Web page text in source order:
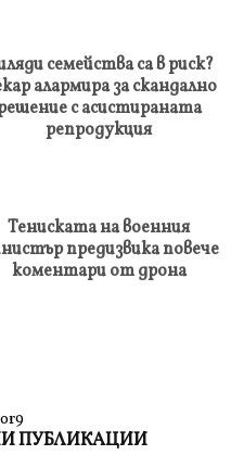
семейства са в риск?
алармира за скандално
с асистираната
репродукция
Тениската на военния
предизвика повече
коментари от дрона
ПУБЛИКАЦИИ